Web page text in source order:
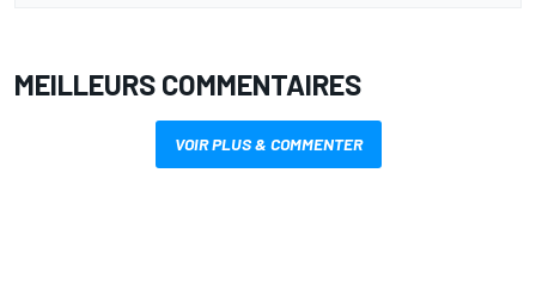
MEILLEURS COMMENTAIRES
VOIR PLUS & COMMENTER